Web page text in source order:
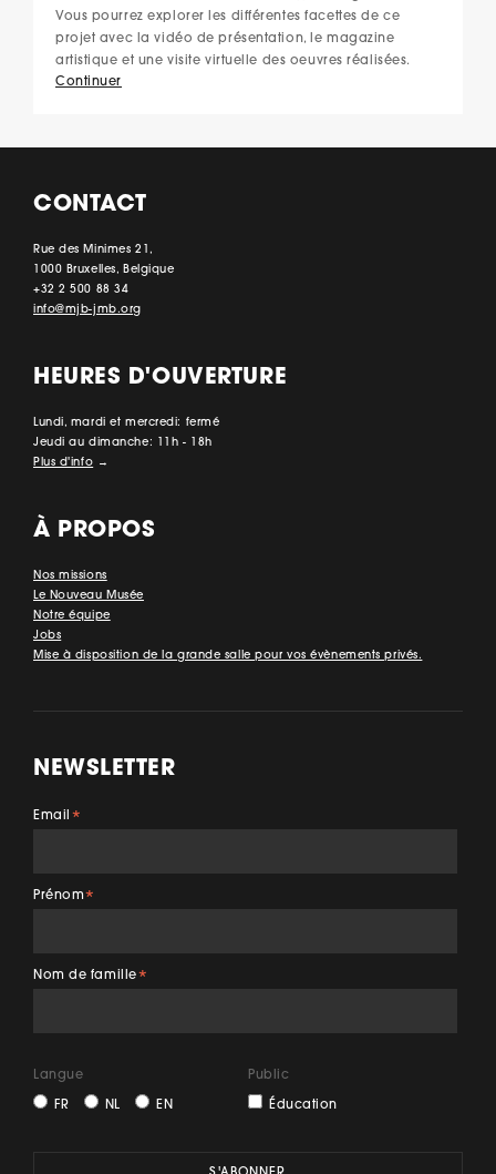
Vous pourrez explorer les différentes facettes de ce
projet avec la vidéo de présentation, le magazine
artistique et une visite virtuelle des oeuvres réalisées.
Continuer
CONTACT
Rue des Minimes 21,
1000 Bruxelles, Belgique
+32 2 500 88 34
info@mjb-jmb.org
HEURES D'OUVERTURE
Lundi, mardi et mercredi: fermé
Jeudi au dimanche: 11h - 18h
Plus d'info →
À PROPOS
Nos missions
Le Nouveau Musée
Notre équipe
Jobs
Mise à disposition de la grande salle pour vos évènements privés.
NEWSLETTER
Email *
Prénom*
Nom de famille*
Langue
FR NL EN
Public
Éducation